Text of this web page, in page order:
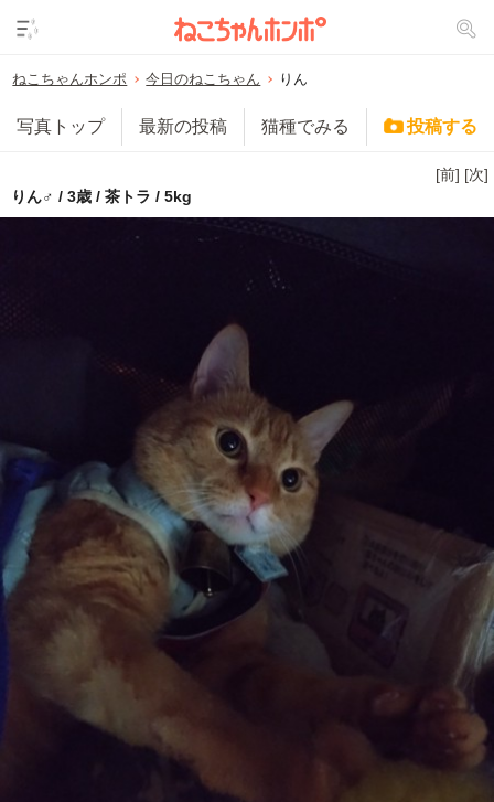
ねこちゃんホンポ 今日のねこちゃん りん
写真トップ 最新の投稿 猫種でみる 投稿する
[前] [次]
りん♂ / 3歳 / 茶トラ / 5kg